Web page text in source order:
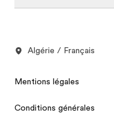
Algérie / Français
Mentions légales
Conditions générales